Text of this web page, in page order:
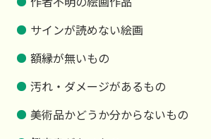
サインが読めない絵画
額縁が無いもの
汚れ・ダメージがあるもの
美術品かどうか分からないもの